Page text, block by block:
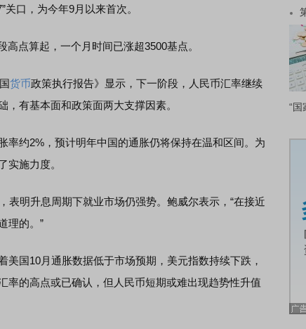
口，为今年9月以来首次。
点算起，一个月时间已涨超3500基点。
货币政策执行报告》显示，下一阶段，人民币汇率继续
有基本面和政策面两大支撑因素。
约2%，预计明年中国的通胀仍将保持在温和区间。为
实施力度。
明升息周期下就业市场仍强势。鲍威尔表示，“在接近
理的。”
美国10月通胀数据低于市场预期，美元指数持续下跌，
率的高点或已确认，但人民币短期或难出现趋势性升值
“国